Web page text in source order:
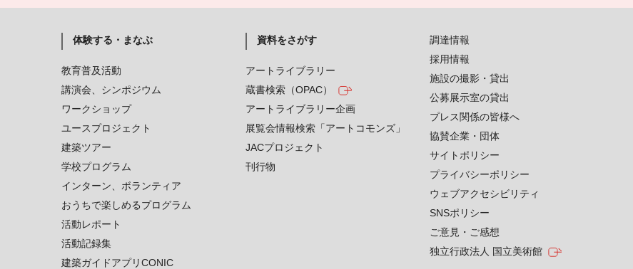
体験する・まなぶ
教育普及活動
講演会、シンポジウム
ワークショップ
ユースプロジェクト
建築ツアー
学校プログラム
インターン、ボランティア
おうちで楽しめるプログラム
活動レポート
活動記録集
建築ガイドアプリCONIC
資料をさがす
アートライブラリー
蔵書検索（OPAC）
アートライブラリー企画
展覧会情報検索「アートコモンズ」
JACプロジェクト
刊行物
調達情報
採用情報
施設の撮影・貸出
公募展示室の貸出
プレス関係の皆様へ
協賛企業・団体
サイトポリシー
プライバシーポリシー
ウェブアクセシビリティ
SNSポリシー
ご意見・ご感想
独立行政法人 国立美術館